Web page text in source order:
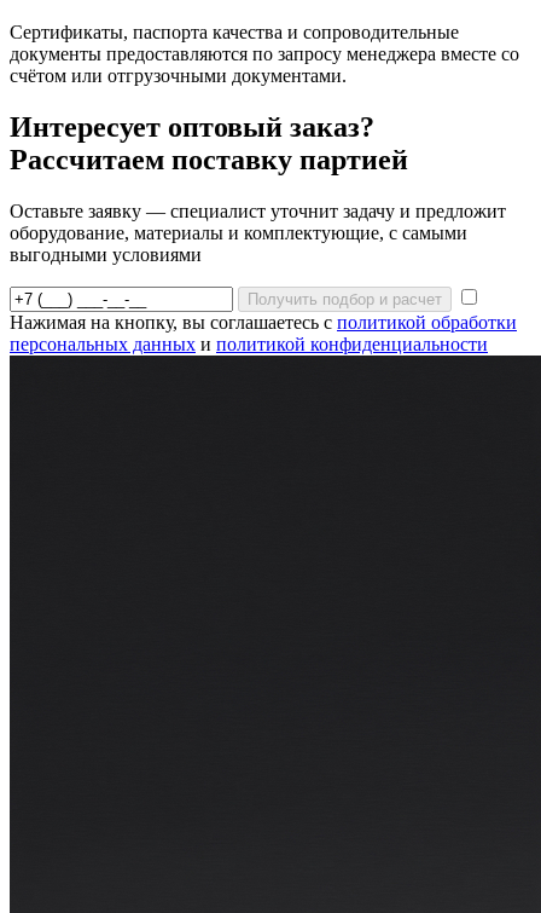
Сертификаты, паспорта качества и сопроводительные
документы предоставляются по запросу менеджера вместе со
счётом или отгрузочными документами.
Интересует оптовый заказ?
Рассчитаем поставку партией
Оставьте заявку — специалист уточнит задачу и предложит
оборудование, материалы и комплектующие, с самыми
выгодными условиями
Получить подбор и расчет
Нажимая на кнопку, вы соглашаетесь с политикой обработки
персональных данных и политикой конфиденциальности